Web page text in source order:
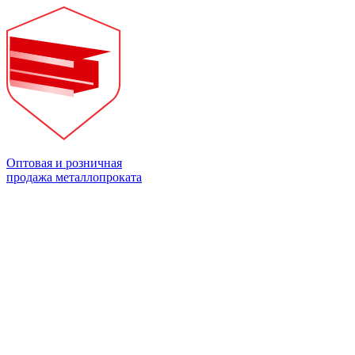
Оптовая и розничная
продажа металлопроката